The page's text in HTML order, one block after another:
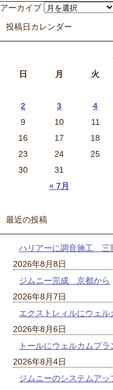
アーカイブ
投稿日カレンダー
日
月 火
« 7月
2
3 4
9
10 11
16
17 18
23
24 25
30
31
最近の投稿
ハリアーに調音施工 三
2026年8月8日
ジムニー完成 京都から
2026年8月7日
エクストレィルにウェ
2026年8月6日
トールにウェルカムプ
2026年8月4日
ジムニーのシステムアッ